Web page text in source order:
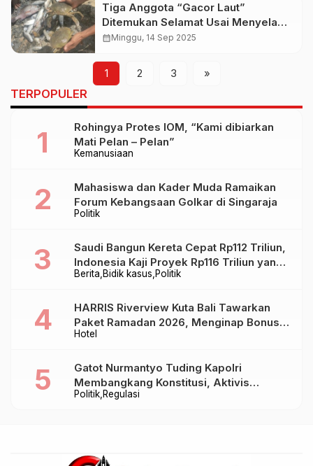
Tiga Anggota “Gacor Laut”
Ditemukan Selamat Usai Menyelam,
Bawa Pulang Tangkapan Melimpah
calendar_monthMinggu, 14 Sep 2025
1 2 3 »
TERPOPULER
Kemanusiaan
Rohingya Protes IOM, “Kami dibiarkan
Mati Pelan – Pelan”
Politik
Mahasiswa dan Kader Muda Ramaikan
Forum Kebangsaan Golkar di Singaraja
Berita Bidik kasus Politik
Saudi Bangun Kereta Cepat Rp112 Triliun,
Indonesia Kaji Proyek Rp116 Triliun yang
Baru Sampai Bandung
Hotel
HARRIS Riverview Kuta Bali Tawarkan
Paket Ramadan 2026, Menginap Bonus
Takjil hingga Bukber Mulai Rp88.888
Politik Regulasi
Gatot Nurmantyo Tuding Kapolri
Membangkang Konstitusi, Aktivis
Tegaskan Polri Tak Punya Sejarah